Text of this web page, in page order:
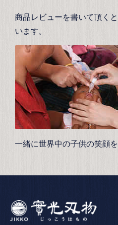
商品レビューを書いて頂く
います。
一緒に世界中の子供の笑顔